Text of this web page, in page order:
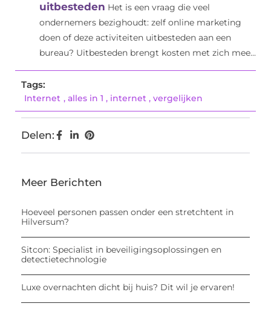
uitbesteden Het is een vraag die veel
ondernemers bezighoudt: zelf online marketing
doen of deze activiteiten uitbesteden aan een
bureau? Uitbesteden brengt kosten met zich mee...
Tags:
Internet , alles in 1 , internet , vergelijken
Delen:
Meer Berichten
Hoeveel personen passen onder een stretchtent in
Hilversum?
Sitcon: Specialist in beveiligingsoplossingen en
detectietechnologie
Luxe overnachten dicht bij huis? Dit wil je ervaren!